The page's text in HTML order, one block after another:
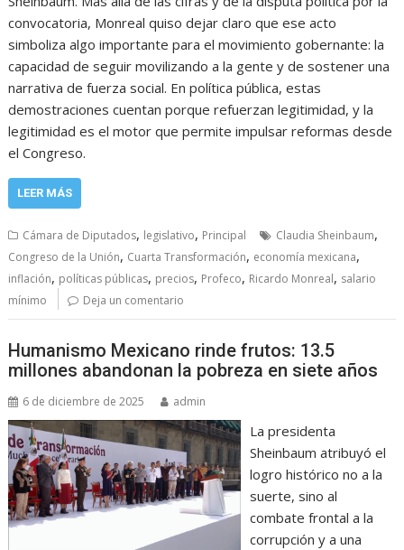
convocatoria, Monreal quiso dejar claro que ese acto
simboliza algo importante para el movimiento gobernante: la
capacidad de seguir movilizando a la gente y de sostener una
narrativa de fuerza social. En política pública, estas
demostraciones cuentan porque refuerzan legitimidad, y la
legitimidad es el motor que permite impulsar reformas desde
el Congreso.
LEER MÁS
Cámara de Diputados, legislativo, Principal Claudia Sheinbaum,
Congreso de la Unión, Cuarta Transformación, economía mexicana,
inflación, políticas públicas, precios, Profeco, Ricardo Monreal, salario
mínimo
Deja un comentario
Humanismo Mexicano rinde frutos: 13.5
millones abandonan la pobreza en siete años
6 de diciembre de 2025 admin
La presidenta
Sheinbaum atribuyó el
logro histórico no a la
suerte, sino al
combate frontal a la
corrupción y a una